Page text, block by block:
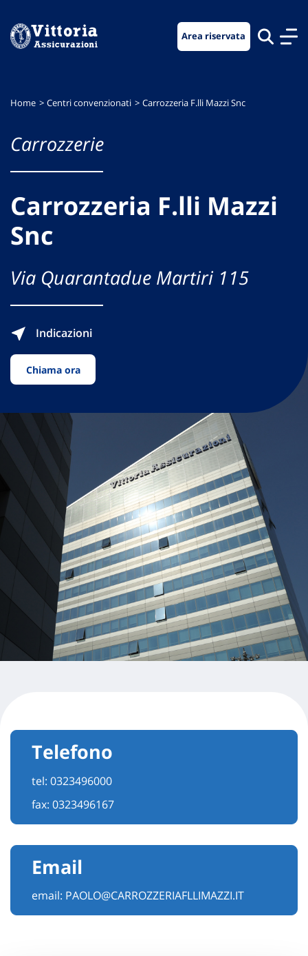
menu
contenuto
footer
Area riservata
Home Centri convenzionati Carrozzeria F.lli Mazzi Snc
Carrozzerie
Carrozzeria F.lli Mazzi
Snc
Via Quarantadue Martiri 115
Indicazioni
Chiama ora
Telefono
tel: 0323496000
fax: 0323496167
Email
email: PAOLO@CARROZZERIAFLLIMAZZI.IT